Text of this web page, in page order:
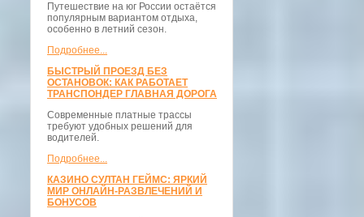
Путешествие на юг России остаётся
популярным вариантом отдыха,
особенно в летний сезон.
Подробнее...
БЫСТРЫЙ ПРОЕЗД БЕЗ
ОСТАНОВОК: КАК РАБОТАЕТ
ТРАНСПОНДЕР ГЛАВНАЯ ДОРОГА
Современные платные трассы
требуют удобных решений для
водителей.
Подробнее...
КАЗИНО СУЛТАН ГЕЙМС: ЯРКИЙ
МИР ОНЛАЙН-РАЗВЛЕЧЕНИЙ И
БОНУСОВ